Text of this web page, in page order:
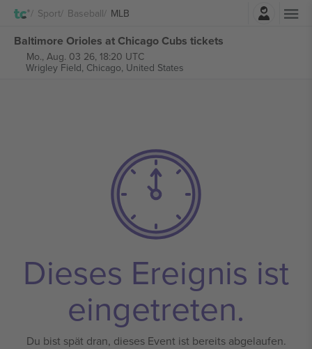
Sport Baseball MLB
Baltimore Orioles at Chicago Cubs tickets
Mo., Aug. 03 26, 18:20 UTC
Wrigley Field, Chicago, United States
Dieses Ereignis ist
eingetreten.
Du bist spät dran, dieses Event ist bereits abgelaufen.